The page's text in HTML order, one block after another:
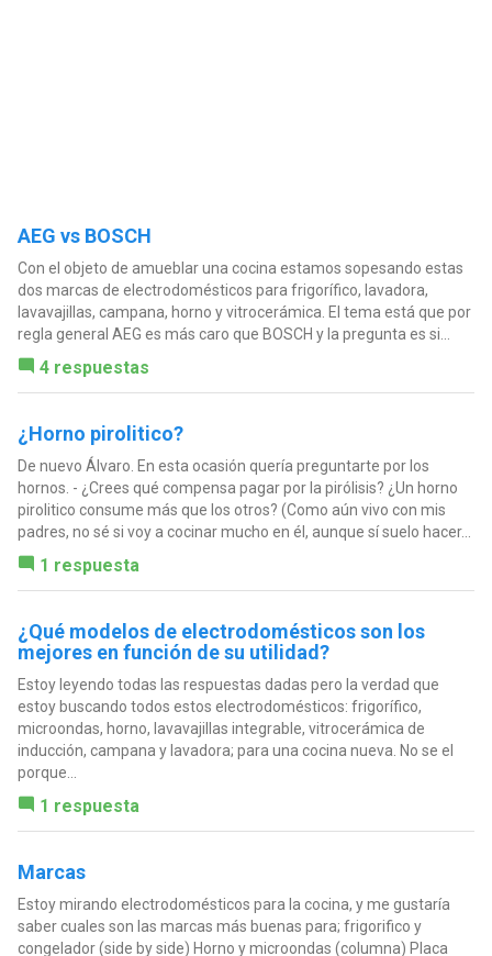
AEG vs BOSCH
Con el objeto de amueblar una cocina estamos sopesando estas
dos marcas de electrodomésticos para frigorífico, lavadora,
lavavajillas, campana, horno y vitrocerámica. El tema está que por
regla general AEG es más caro que BOSCH y la pregunta es si...
4 respuestas
¿Horno pirolitico?
De nuevo Álvaro. En esta ocasión quería preguntarte por los
hornos. - ¿Crees qué compensa pagar por la pirólisis? ¿Un horno
pirolitico consume más que los otros? (Como aún vivo con mis
padres, no sé si voy a cocinar mucho en él, aunque sí suelo hacer...
1 respuesta
¿Qué modelos de electrodomésticos son los
mejores en función de su utilidad?
Estoy leyendo todas las respuestas dadas pero la verdad que
estoy buscando todos estos electrodomésticos: frigorífico,
microondas, horno, lavavajillas integrable, vitrocerámica de
inducción, campana y lavadora; para una cocina nueva. No se el
porque...
1 respuesta
Marcas
Estoy mirando electrodomésticos para la cocina, y me gustaría
saber cuales son las marcas más buenas para; frigorifico y
congelador (side by side) Horno y microondas (columna) Placa